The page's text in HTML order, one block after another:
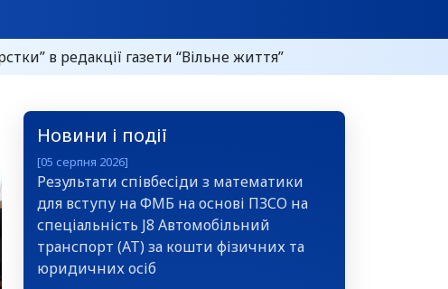
в редакції газети “Вільне життя”
Новини і події
[05 серпня 2026]
Результати співбесіди з математики
для вступу на ФМБ на основі ПЗСО на
спеціальність J8 Автомобільний
транспорт (АТ) за кошти фізичних та
юридичних осіб